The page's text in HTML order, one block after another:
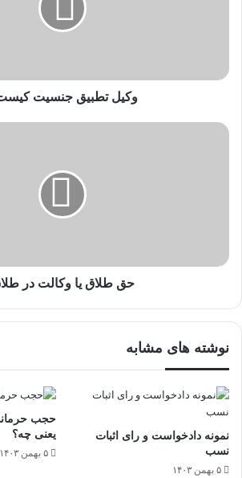
وکیل تطبیق جنسیت
حق طلاق یا وکالت در
نوشته های مشابه
نمونه دادخواست و رای اثبات
نسب
۵ بهمن ۱۴۰۳
حجب
یعنی چه؟
۵ بهمن ۱۴۰۳